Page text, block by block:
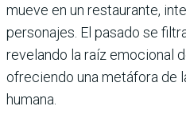
mueve en un restaurante,
personajes. El pasado se
revelando la raíz emocional
ofreciendo una metáfora de
humana.